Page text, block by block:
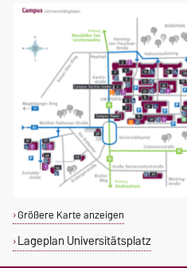
Größere Karte anzeigen
Lageplan Universitätsplatz